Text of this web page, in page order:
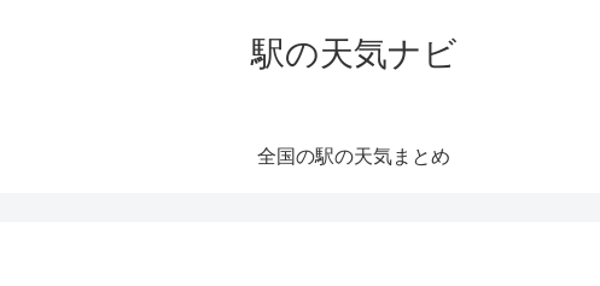
駅の天気ナビ
全国の駅の天気まとめ